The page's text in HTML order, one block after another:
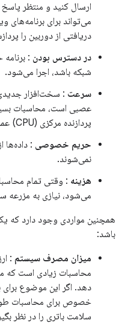
ارسال کنید و منتظر پاسخ
می‌تواند برای برنامه‌های
دریافتی از دوربین را
در دسترس بودن :
شبکه باشد، اجرا می‌شود.
سرعت : سخت‌افزار
عصبی است، محاسبات
پردازنده مرکزی (CPU) عمومی به تنهایی ارائه می‌دهد.
حریم خصوصی : داده‌ها
نمی‌شوند.
هزینه : وقتی تمام
می‌شود، نیازی به مزرعه
همچنین مواردی وجود دارد که
باشد:
میزان مصرف سیستم :
محاسبات زیادی است که
دهد. اگر این موضوع برای
خصوص برای محاسبات
سلامت باتری را در نظر